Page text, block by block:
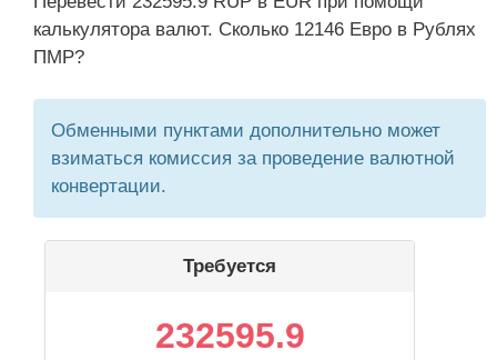
калькулятора валют. Сколько 12146 Евро в Рублях
ПМР?
Обменными пунктами дополнительно может
взиматься комиссия за проведение валютной
конвертации.
Требуется
232595.9